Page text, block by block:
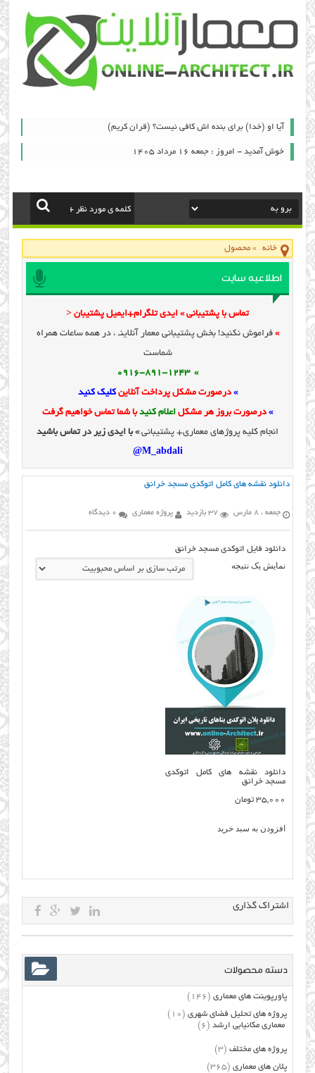
آیا او (خدا) برای بنده اش کافی نیست؟ (قران کریم)
خوش آمدید - امروز : جمعه ۱۶ مرداد ۱۴۰۵
خانه »محصول
اطلاعیه سایت
تماس با پشتیبانی » ایدی تلگرام+ایمیل پشتیبان <
» فراموش نکنید! بخش پشتیبانی معمار آنلاینـ ، در همه ساعات همراه
شماست
» 0916-891-1243
» درصورت مشکل پرداخت آنلاینکلیک کنید
» درصورت بروز هر مشکل اعلام کنیدبا شما تماس خواهیم گرفت
انجام کلیه پروژهای معماری+ پشتیبانی» با ایدی زیر در تماس باشید
M_abdali@
دانلود نقشه های کامل اتوکدی مسجد خرانق
جمعه ، 8 مارس 37 بازدید پروژه معماری 0 دیدگاه
دانلود فایل اتوکدی مسجد خرانق
نمایش یک نتیجه
دانلود نقشه های کامل اتوکدی
مسجد خرانق
35,000 تومان
افزودن به سبد خرید
اشتراک گذاری
دسته محصولات
پاورپوینت های معماری (146)
پروژه های تحلیل فضای شهری (10)
معماری مکانیابی ارشد (6)
پروژه های مختلف (3)
پلان های معماری (365)